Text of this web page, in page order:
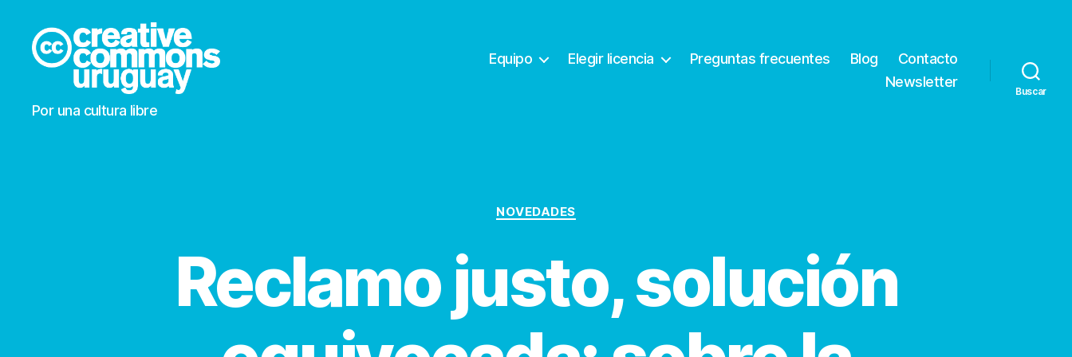
Creative
Commons
Por una cultura libre
Equipo Elegir licencia Preguntas frecuentes Blog
Contacto
Newsletter
Buscar
Categorías
NOVEDADES
Reclamo justo, solución